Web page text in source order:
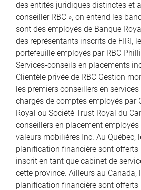
des entités juridiques distinctes et
conseiller RBC », on entend les
sont des employés de Banque
des représentants inscrits de FIRI,
portefeuille employés par RBC
Services-conseils en placements
Clientèle privée de RBC Gestion
les premiers conseillers en
chargés de comptes employés par
Royal ou Société Trust Royal du
conseillers en placement employés
valeurs mobilières Inc. Au Québec,
planification financière sont offerts
inscrit en tant que cabinet de
cette province. Ailleurs au Canada,
planification financière sont offerts